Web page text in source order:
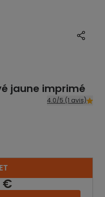
jaune imprimé
4.0/5 (1 avis)
€